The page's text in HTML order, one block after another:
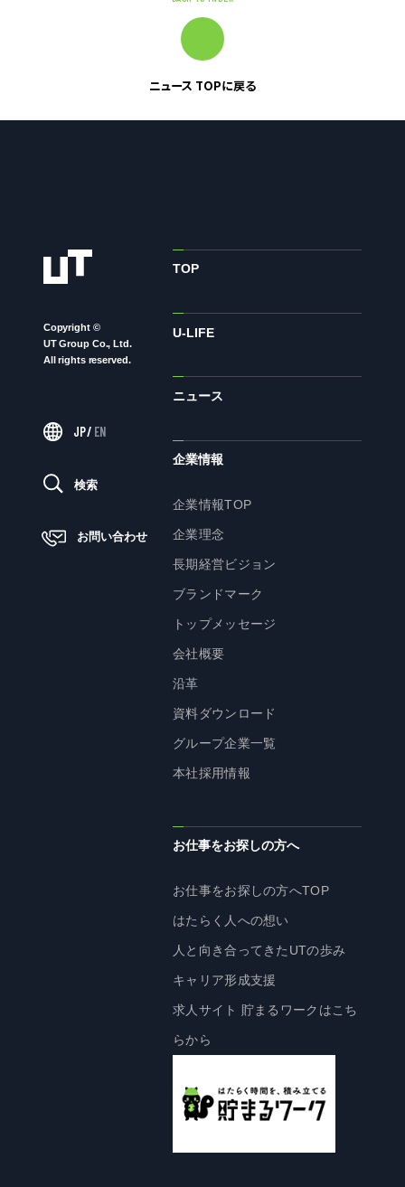
電子公告
企業情報
長期経営ビジョン
ブランドマーク
会社概要
個人情報の共同利用に関して
ソーシャルメディアポリシー
ニュース TOPに戻る
Copyright ©
UT Group Co., Ltd.
All rights reserved.
JP/ EN
検索
お問い合わせ
TOP
U-LIFE
ニュース
企業情報
企業情報TOP
企業理念
長期経営ビジョン
ブランドマーク
トップメッセージ
会社概要
沿革
資料ダウンロード
グループ企業一覧
本社採用情報
お仕事をお探しの方へ
お仕事をお探しの方へTOP
はたらく人への想い
人と向き合ってきたUTの歩み
キャリア形成支援
求人サイト 貯まるワークはこち
らから